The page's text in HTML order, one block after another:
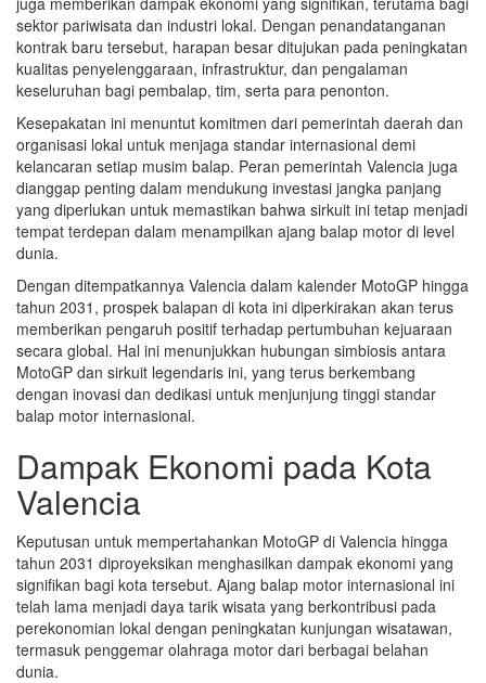
sektor pariwisata dan industri lokal. Dengan penandatanganan
kontrak baru tersebut, harapan besar ditujukan pada peningkatan
kualitas penyelenggaraan, infrastruktur, dan pengalaman
keseluruhan bagi pembalap, tim, serta para penonton.
Kesepakatan ini menuntut komitmen dari pemerintah daerah dan
organisasi lokal untuk menjaga standar internasional demi
kelancaran setiap musim balap. Peran pemerintah Valencia juga
dianggap penting dalam mendukung investasi jangka panjang
yang diperlukan untuk memastikan bahwa sirkuit ini tetap menjadi
tempat terdepan dalam menampilkan ajang balap motor di level
dunia.
Dengan ditempatkannya Valencia dalam kalender MotoGP hingga
tahun 2031, prospek balapan di kota ini diperkirakan akan terus
memberikan pengaruh positif terhadap pertumbuhan kejuaraan
secara global. Hal ini menunjukkan hubungan simbiosis antara
MotoGP dan sirkuit legendaris ini, yang terus berkembang
dengan inovasi dan dedikasi untuk menjunjung tinggi standar
balap motor internasional.
Dampak Ekonomi pada Kota
Valencia
Keputusan untuk mempertahankan MotoGP di Valencia hingga
tahun 2031 diproyeksikan menghasilkan dampak ekonomi yang
signifikan bagi kota tersebut. Ajang balap motor internasional ini
telah lama menjadi daya tarik wisata yang berkontribusi pada
perekonomian lokal dengan peningkatan kunjungan wisatawan,
termasuk penggemar olahraga motor dari berbagai belahan
dunia.